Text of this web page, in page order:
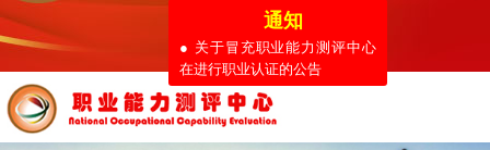
通知
● 关于冒充职业能力测评中心
在进行职业认证的公告